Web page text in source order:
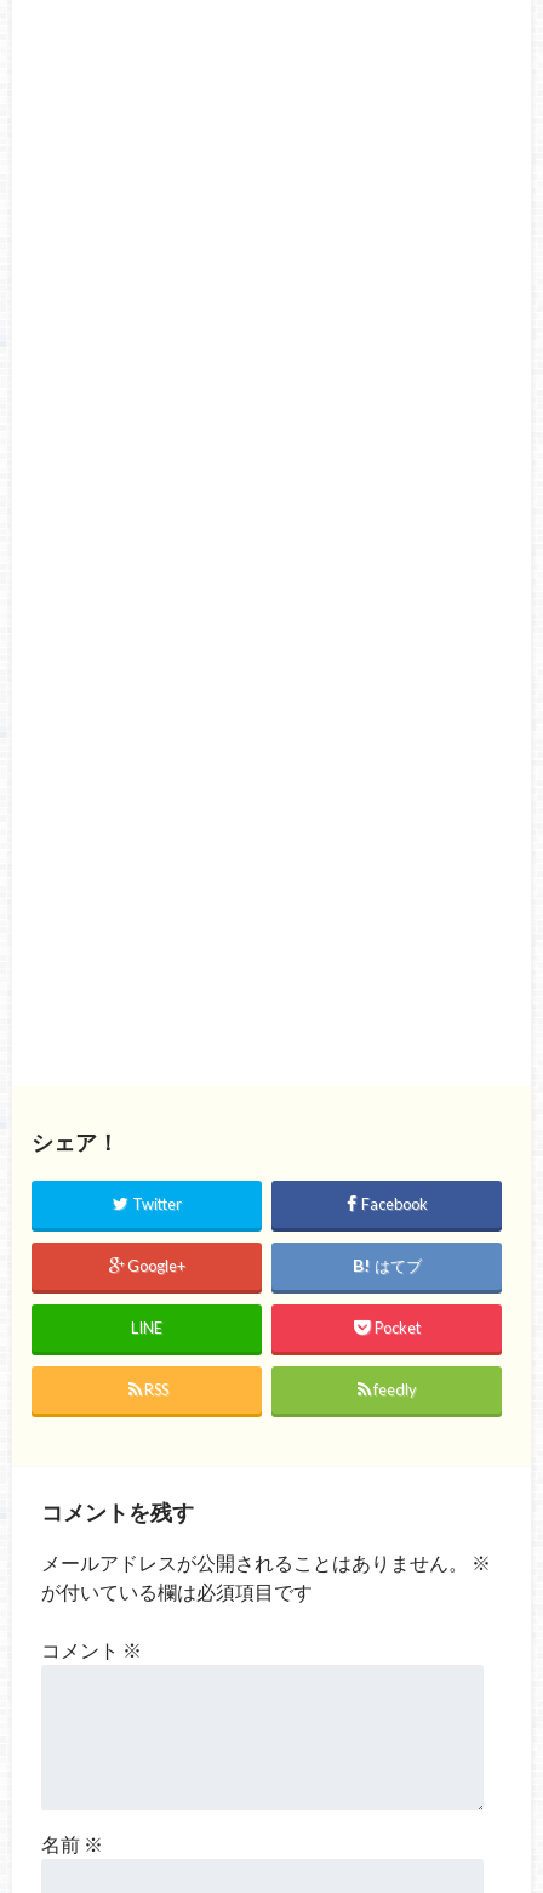
シェア！
Twitter Facebook
Google+ はてブ
LINE Pocket
RSS feedly
コメントを残す
メールアドレスが公開されることはありません。
※
が付いている欄は必須項目です
コメント ※
名前 ※